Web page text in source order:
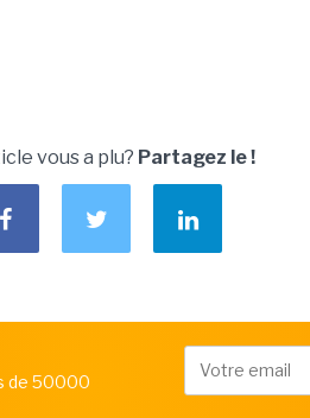
vous a plu? Partagez le !
de 50000